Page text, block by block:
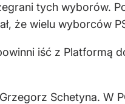
tych wyborów.
że wielu wyborców
iść z Platformą
Schetyna. W